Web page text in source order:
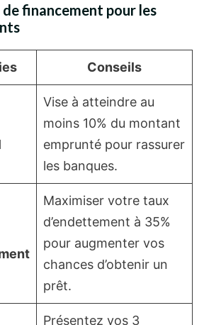
financement pour les
Conseils
Vise à atteindre au
moins 10% du montant
emprunté pour rassurer
les banques.
Maximiser votre taux
d’endettement à 35%
pour augmenter vos
chances d’obtenir un
prêt.
Présentez vos 3